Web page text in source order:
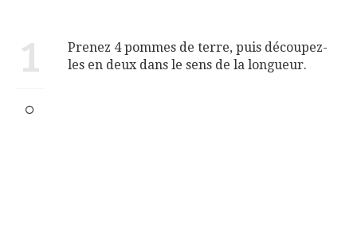
1
Prenez 4 pommes de terre, puis découpez-
les en deux dans le sens de la longueur.